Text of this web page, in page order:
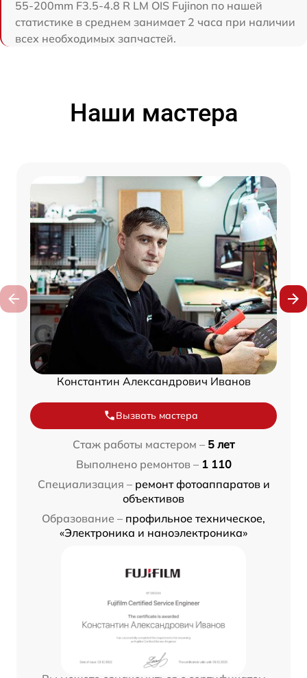
55-200mm F3.5-4.8 R LM OIS Fujinon по нашей
статистике в среднем занимает 2 часа при наличии
всех необходимых запчастей.
Наши мастера
Константин Александрович Иванов
Вызвать мастера
Стаж работы мастером – 5 лет
Выполнено ремонтов – 1 110
Специализация – ремонт фотоаппаратов и
объективов
Образование – профильное техническое,
«Электроника и наноэлектроника»